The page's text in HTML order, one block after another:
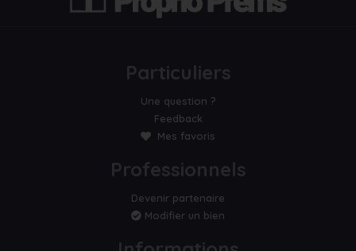
Particuliers
Une question ?
Feedback
Mes favoris
Professionnels
Devenir partenaire
Modifier un bien